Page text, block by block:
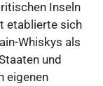
Inseln
etablierte sich
Whiskys als
und
eigenen